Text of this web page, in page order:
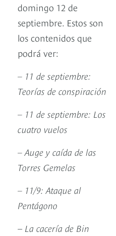
domingo 12 de
septiembre. Estos son
los contenidos que
podrá ver:
– 11 de septiembre:
Teorías de conspiración
– 11 de septiembre: Los
cuatro vuelos
– Auge y caída de las
Torres Gemelas
– 11/9: Ataque al
Pentágono
– La cacería de Bin